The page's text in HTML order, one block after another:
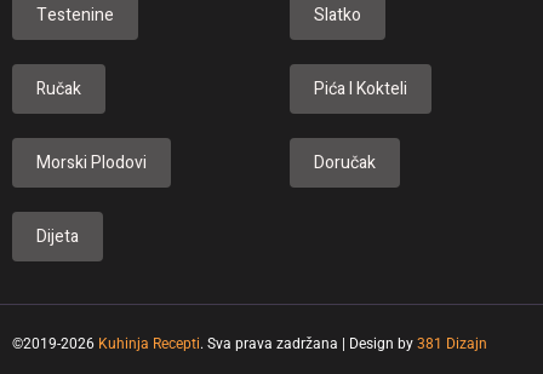
Testenine Slatko
Ručak Pića I Kokteli
Morski Plodovi Doručak
Dijeta
©2019-2026 Kuhinja Recepti. Sva prava zadržana | Design by 381 Dizajn